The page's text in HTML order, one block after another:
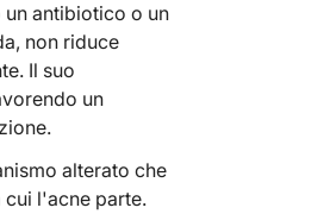
antibiotico o un
non riduce
Il suo
un
alterato che
l'acne parte.